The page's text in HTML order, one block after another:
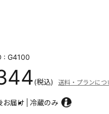
: G4100
(税込) 送料・プランにつ
お届け 冷蔵のみ